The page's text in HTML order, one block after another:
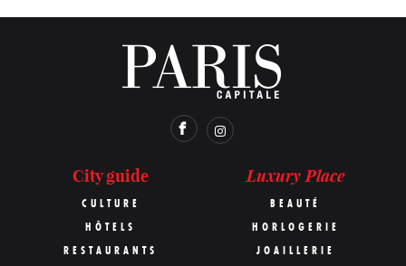
City guide
CULTURE
HÔTELS
RESTAURANTS
Luxury Place
BEAUTÉ
HORLOGERIE
JOAILLERIE